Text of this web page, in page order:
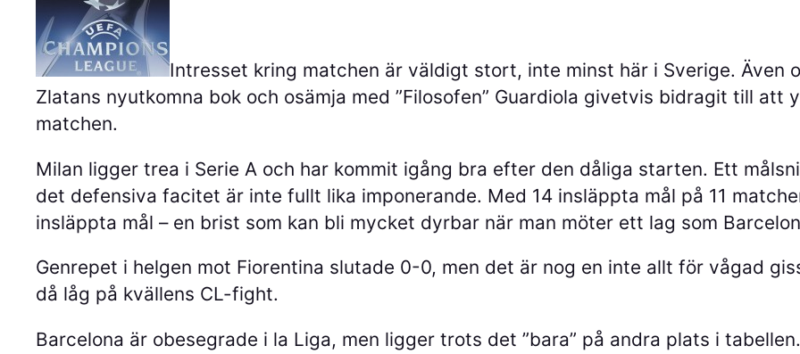
Intresset kring matchen är väldigt stort, inte minst här i Sverige. Även
Zlatans nyutkomna bok och osämja med ”Filosofen” Guardiola givetvis bidragit till
matchen.
Milan ligger trea i Serie A och har kommit igång bra efter den dåliga starten. Ett
det defensiva facitet är inte fullt lika imponerande. Med 14 insläppta mål på 11
insläppta mål – en brist som kan bli mycket dyrbar när man möter ett lag som
Genrepet i helgen mot Fiorentina slutade 0-0, men det är nog en inte allt för vågad
då låg på kvällens CL-fight.
Barcelona är obesegrade i la Liga, men ligger trots det ”bara” på andra plats i